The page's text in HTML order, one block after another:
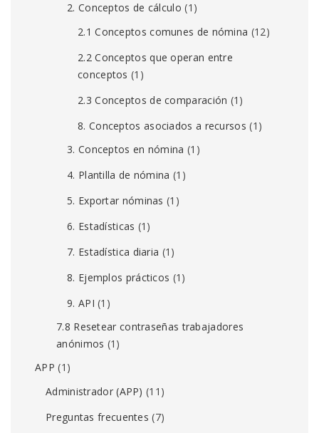
2. Conceptos de cálculo (1)
2.1 Conceptos comunes de nómina (12)
2.2 Conceptos que operan entre
conceptos (1)
2.3 Conceptos de comparación (1)
8. Conceptos asociados a recursos (1)
3. Conceptos en nómina (1)
4. Plantilla de nómina (1)
5. Exportar nóminas (1)
6. Estadísticas (1)
7. Estadística diaria (1)
8. Ejemplos prácticos (1)
9. API (1)
7.8 Resetear contraseñas trabajadores
anónimos (1)
APP (1)
Administrador (APP) (11)
Preguntas frecuentes (7)